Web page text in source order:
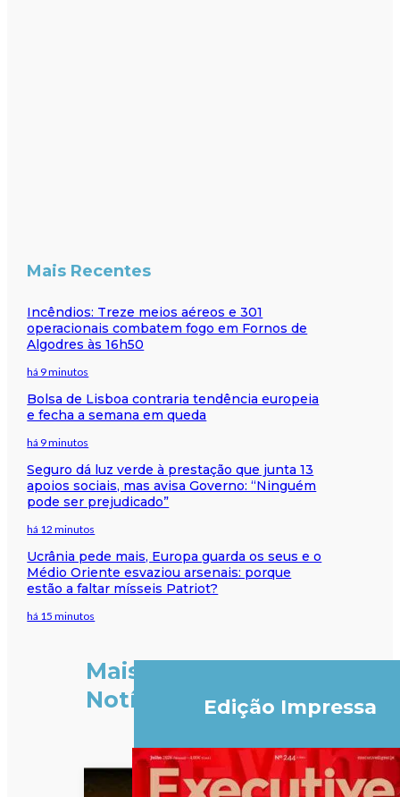
Mais Recentes
Incêndios: Treze meios aéreos e 301
operacionais combatem fogo em Fornos de
Algodres às 16h50
há 9 minutos
Bolsa de Lisboa contraria tendência europeia
e fecha a semana em queda
há 9 minutos
Seguro dá luz verde à prestação que junta 13
apoios sociais, mas avisa Governo: “Ninguém
pode ser prejudicado”
há 12 minutos
Ucrânia pede mais, Europa guarda os seus e o
Médio Oriente esvaziou arsenais: porque
estão a faltar mísseis Patriot?
há 15 minutos
Mais
Notícias
Edição Impressa